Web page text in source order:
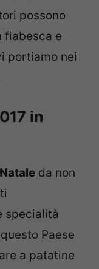
possono
fiabesca e
portiamo nei
in
da non
specialità
Paese
a patatine